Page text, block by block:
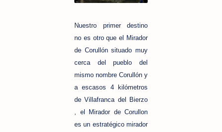
Nuestro primer destino
no es otro que el Mirador
de Corullón situado muy
cerca del pueblo del
mismo nombre Corullón y
a escasos 4 kilómetros
de Villafranca del Bierzo
, el Mirador de Corullon
es un estratégico mirador